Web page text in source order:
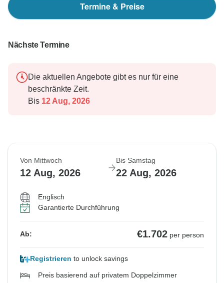
Termine & Preise
Nächste Termine
Die aktuellen Angebote gibt es nur für eine
beschränkte Zeit.
Bis 12 Aug, 2026
Von Mittwoch
12 Aug, 2026
Bis Samstag
22 Aug, 2026
Englisch
Garantierte Durchführung
Ab: €1.702 per person
Registrieren to unlock savings
Preis basierend auf privatem Doppelzimmer